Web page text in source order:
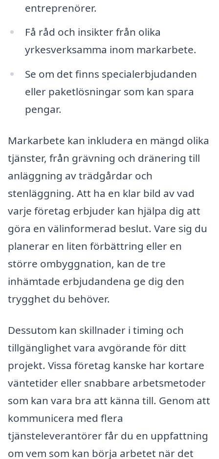
entreprenörer.
Få råd och insikter från olika
yrkesverksamma inom markarbete.
Se om det finns specialerbjudanden
eller paketlösningar som kan spara
pengar.
Markarbete kan inkludera en mängd olika
tjänster, från grävning och dränering till
anläggning av trädgårdar och
stenläggning. Att ha en klar bild av vad
varje företag erbjuder kan hjälpa dig att
göra en välinformerad beslut. Vare sig du
planerar en liten förbättring eller en
större ombyggnation, kan de tre
inhämtade erbjudandena ge dig den
trygghet du behöver.
Dessutom kan skillnader i timing och
tillgänglighet vara avgörande för ditt
projekt. Vissa företag kanske har kortare
väntetider eller snabbare arbetsmetoder
som kan vara bra att känna till. Genom att
kommunicera med flera
tjänsteleverantörer får du en uppfattning
om vem som kan börja arbetet när det